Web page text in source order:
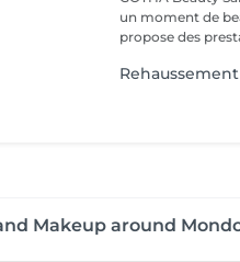
un moment de
propose des
Makeup around